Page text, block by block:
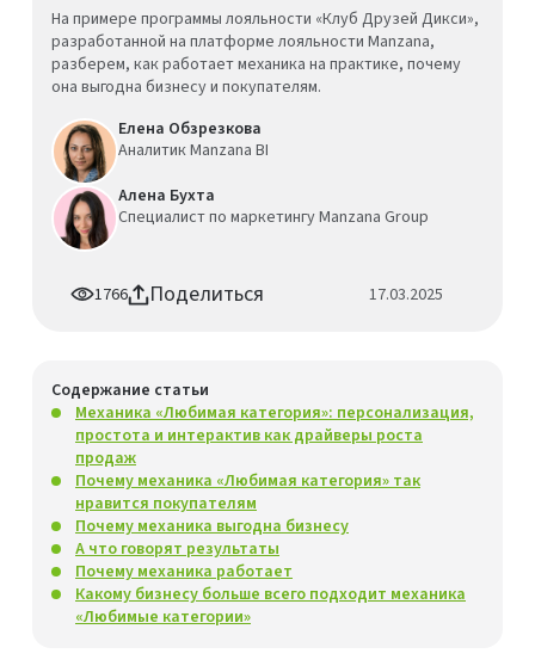
На примере программы лояльности «Клуб Друзей Дикси»,
разработанной на платформе лояльности Manzana,
разберем, как работает механика на практике, почему
она выгодна бизнесу и покупателям.
Елена Обзрезкова
Аналитик Manzana BI
Алена Бухта
Специалист по маркетингу Manzana Group
1766 Поделиться 17.03.2025
Содержание статьи
Механика «Любимая категория»: персонализация,
простота и интерактив как драйверы роста
продаж
Почему механика «Любимая категория» так
нравится покупателям
Почему механика выгодна бизнесу
А что говорят результаты
Почему механика работает
Какому бизнесу больше всего подходит механика
«Любимые категории»